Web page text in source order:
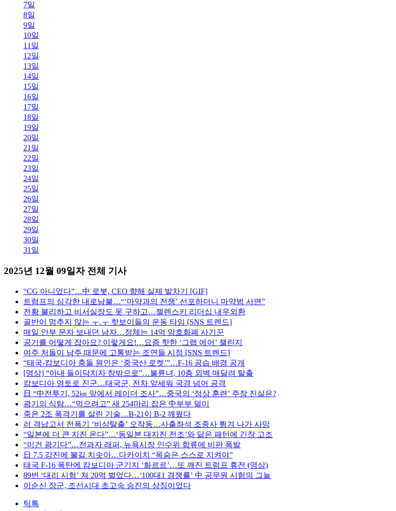
7일
8일
9일
10일
11일
12일
13일
14일
15일
16일
17일
18일
19일
20일
21일
22일
23일
24일
25일
26일
27일
28일
29일
30일
31일
2025년 12월 09일자 전체 기사
“CG 아니었다”…中 로봇, CEO 향해 실제 발차기 [GIF]
트럼프의 심각한 내로남불…“‘마약과의 전쟁’ 선포하더니 마약범 사면”
전황 불리하고 비서실장도 못 구하고…젤렌스키 리더십 내우외환
골반이 멈추지 않는 ㅜ.ㅜ 핫보이들의 운동 타임 [SNS 트렌드]
매일 안부 문자 보내던 남자…정체는 14억 암호화폐 사기꾼
공기를 어떻게 잡아요? 이렇게요!…요즘 핫한 ‘그랩 에어’ 챌린지
여주 처돌이 남주 때문에 고통받는 조연들 시점 [SNS 트렌드]
“태국-캄보디아 충돌 원인은 ‘중국산 로켓’”…F-16 공습 배경 공개
[영상] “아내 들이닥치자 창밖으로”…불륜녀, 10층 외벽 매달려 탈출
캄보디아 영토로 진군…태국군, 전차 앞세워 국경 넘어 공격
日 “中전투기, 52㎞ 앞에서 레이더 조사”…중국의 ‘정상 훈련’ 주장 진실은?
광기의 식탐…“먹으려고” 새 254마리 잡은 中부부 덜미
죽은 2조 폭격기를 살린 기술…B-21이 B-2 깨웠다
러 격납고서 전폭기 ‘비상탈출’ 오작동…사출좌석 조종사 튕겨 나가 사망
“일본에 더 큰 지진 온다”…‘동일본 대지진 전조’와 닮은 패턴에 긴장 고조
“이건 광기다”…전과자 래퍼, 뉴욕시장 인수위 합류에 비판 폭발
日 7.5 강진에 불길 치솟아…다카이치 “목숨은 스스로 지켜야”
태국 F-16 폭탄에 캄보디아 군기지 ‘화르르’…또 깨진 트럼프 휴전 (영상)
89번 ‘대리 시험’ 쳐 20억 벌었다…‘100대1 경쟁률’ 中 공무원 시험의 그늘
이순신 장군, 조선시대 초고속 승진의 상징이었다
틱톡